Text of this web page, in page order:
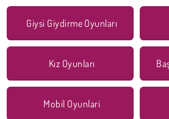
Giysi Giydirme Oyunları
Kız Oyunları
Mobil Oyunlari